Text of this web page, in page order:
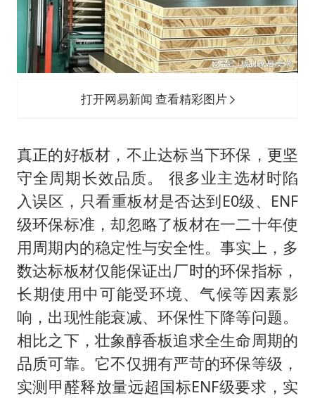
打开网易新闻 查看精彩图片
真正的好板材，不止达标当下环保，更坚
守全周期长效品质。 很多业主选材时陷
入误区，只看重板材是否达到E0级、ENF
级环保标准，却忽略了板材在一二十年使
用周期内的稳定性与安全性。事实上，多
数达标板材仅能保证出厂时的环保指标，
长期使用中可能受环境、气候等因素影
响，出现性能衰减、环保性下降等问题。
相比之下，壮象醇香板追求全生命周期的
品质可靠。它不仅拥有严苛的环保等级，
实测甲醛释放量远超国标ENF级要求，实